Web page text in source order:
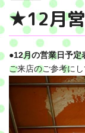
★12月
●12月の営業日予定
ご来店のご参考に